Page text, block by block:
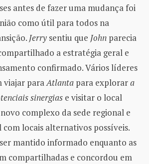
antes de fazer uma mudança foi
como útil para todos na
Jerry sentiu que John parecia
a estratégia geral e
confirmado. Vários líderes
viajar paraAtlanta para explorara
sinergias e visitar o local
complexo da sede regional e
locais alternativos possíveis.
mantido informado enquanto as
compartilhadas e concordou em